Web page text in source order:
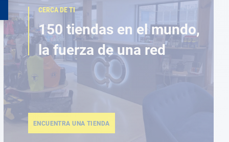
CERCA DE TI
150 tiendas en el mundo,
la fuerza de una red
ENCUENTRA UNA TIENDA